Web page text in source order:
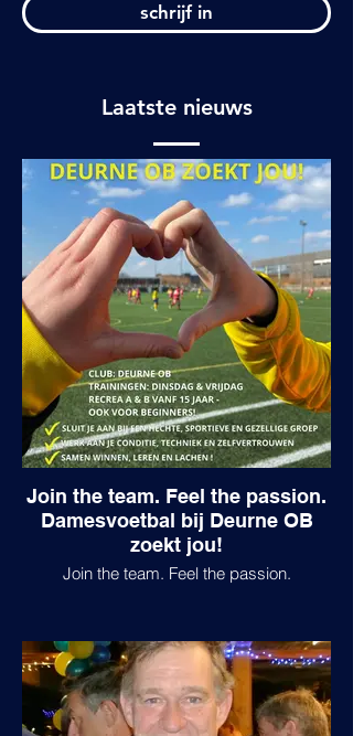
schrijf in
Laatste nieuws
Join the team. Feel the passion.
Damesvoetbal bij Deurne OB
zoekt jou!
Join the team. Feel the passion.